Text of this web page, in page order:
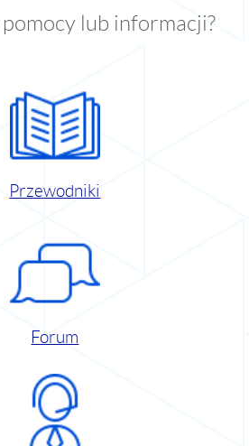
lub informacji?
Przewodniki
Forum